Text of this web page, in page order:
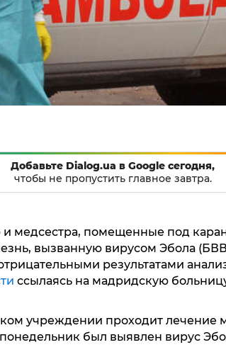
Добавьте Dialog.ua в Google сегодня,
чтобы не пропустить главное завтра.
медсестра, помещенные под
вызванную вирусом Эбола
результатами
ссылаясь на мадридскую
учреждении проходит лечение
был выявлен вирус